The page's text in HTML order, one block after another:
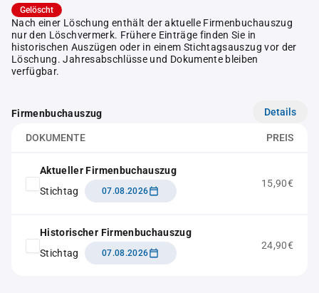
Gelöscht
Nach einer Löschung enthält der aktuelle Firmenbuchauszug
nur den Löschvermerk. Frühere Einträge finden Sie in
historischen Auszügen oder in einem Stichtagsauszug vor der
Löschung. Jahresabschlüsse und Dokumente bleiben
verfügbar.
Firmenbuchauszug Details
DOKUMENTE PREIS
Aktueller Firmenbuchauszug
Stichtag
07.08.2026
15,90€
Historischer Firmenbuchauszug
Stichtag
07.08.2026
24,90€